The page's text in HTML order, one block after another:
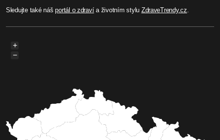
Sledujte také nášportál o zdravía životním stylu ZdraveTrendy.cz
+
−